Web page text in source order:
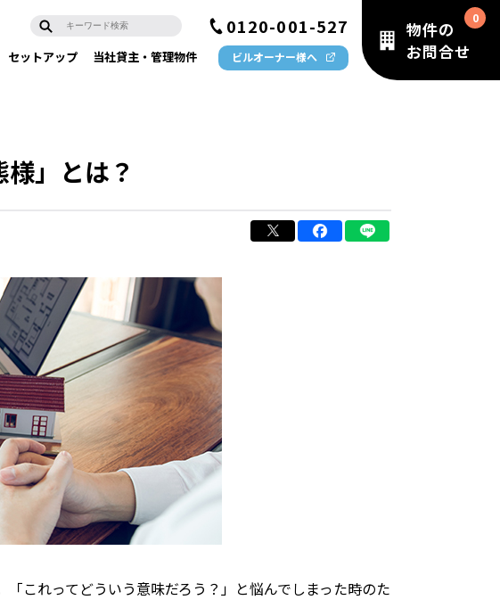
0120-001-527
セットアップ 当社貸主・管理物件 ビルオーナー様へ
物件の
お問合せ
」とは？
これってどういう意味だろう？」と悩んでしまった時のた